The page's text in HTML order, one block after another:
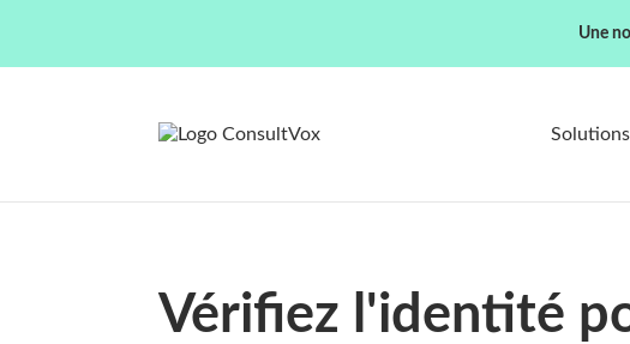
Une
Solutions
Vérifiez l'identité